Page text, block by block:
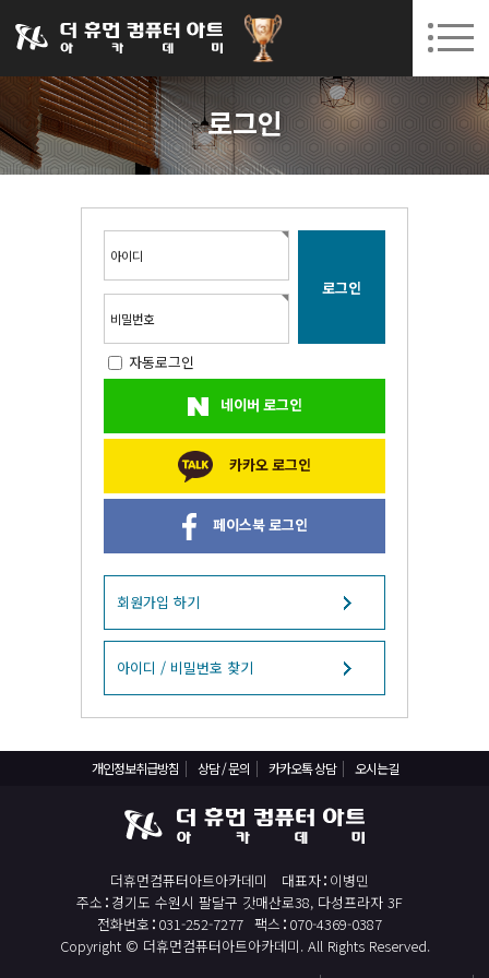
031-252-7277 수원캠퍼스 개강 08. 12.(수)
회원가입 고객센터
로그인
아이디
비밀번호
자동로그인
네이버 로그인
카카오 로그인
페이스북 로그인
회원가입 하기
아이디 / 비밀번호 찾기
개인정보취급방침 상담 / 문의 카카오톡 상담 오시는길
더휴먼컴퓨터아트아카데미 대표자 이병민
주소 경기도 수원시 팔달구 갓매산로38, 다성프라자 3F
전화번호 031-252-7277 팩스 070-4369-0387
Copyright © 더휴먼컴퓨터아트아카데미. All Rights Reserved.
아카데미소개
인사말
국비지원 무료교육
BIM 건축설계 및 실내건축설계(캐드(CAD),맥스(MAX),레빗(REVIT))실무자 양성과정
React, Veu 프레임워크 기반 프론트엔드 개발 양성 지원
반응형/웹퍼블리셔/프론트엔드 웹개발자(웹디자인)
자바(Java)기반 JSP/스프링 웹개발자(정보처리산업기사)(과정평가형)
디지털컨버전스 자바(JAVA)개발자(전자정부 프레임워크/SPRING)
전산세무회계 자격취득과정[전산회계1급/전산세무2급/FAT1급/TAT2급]
컴퓨터활용능력2급(필기+실기) 및 ITQ자격증 취득(한글,엑셀,파워포인트)
직업상담사 2급 (필기+실기) 자격증 취득과정
일러스트 자격증 취득과정(GTQi 1급)
전산회계 1급 / FAT 1급 자격증 취득과정
전산세무 2급 / TAT 2급 자격증 취득과정